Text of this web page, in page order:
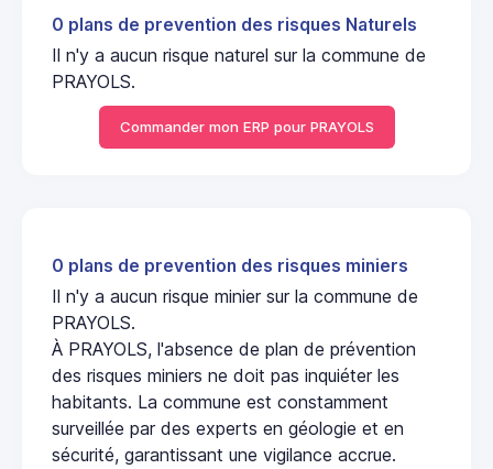
0 plans de prevention des risques Naturels
Il n'y a aucun risque naturel sur la commune de
PRAYOLS.
Commander mon ERP pour PRAYOLS
0 plans de prevention des risques miniers
Il n'y a aucun risque minier sur la commune de
PRAYOLS.
À PRAYOLS, l'absence de plan de prévention
des risques miniers ne doit pas inquiéter les
habitants. La commune est constamment
surveillée par des experts en géologie et en
sécurité, garantissant une vigilance accrue.